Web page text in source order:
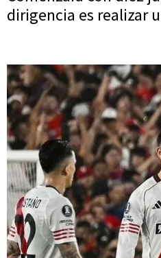
dirigencia es realizar